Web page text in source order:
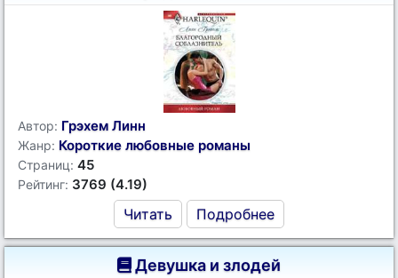
Автор: Грэхем Линн
Жанр: Короткие любовные романы
Страниц: 45
Рейтинг: 3769 (4.19)
Читать Подробнее
Девушка и злодей